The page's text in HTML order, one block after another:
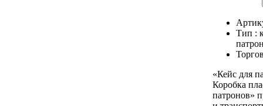
Тип :
«Кейс для
Коробка
патронов»